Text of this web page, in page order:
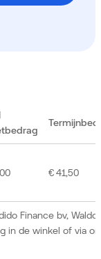
Finance bv,
in de winkel of via
€ 41,50